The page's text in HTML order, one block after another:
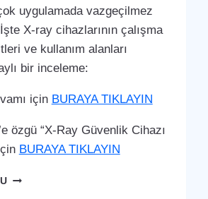
uygulamada vazgeçilmez
X-ray cihazlarının çalışma
ve kullanım alanları
bir inceleme:
için BURAYA TIKLAYIN
özgü “X-Ray Güvenlik Cihazı
BURAYA TIKLAYIN
KÖYCEĞIZ